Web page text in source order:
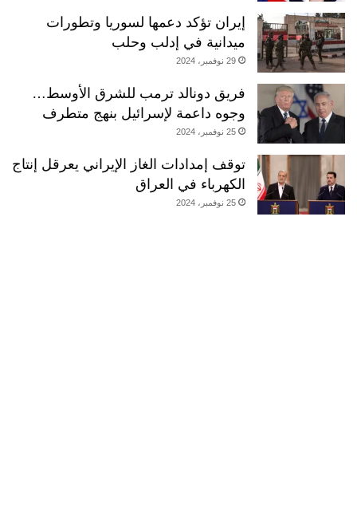
إيران تؤكد دعمها لسوريا وتطورات
ميدانية في إدلب وحلب
29 نوفمبر، 2024
فريق دونالد ترمب للشرق الأوسط…
وجوه داعمة لإسرائيل بنهج متطرف
25 نوفمبر، 2024
توقف إمدادات الغاز الإيراني يعرقل إنتاج
الكهرباء في العراق
25 نوفمبر، 2024